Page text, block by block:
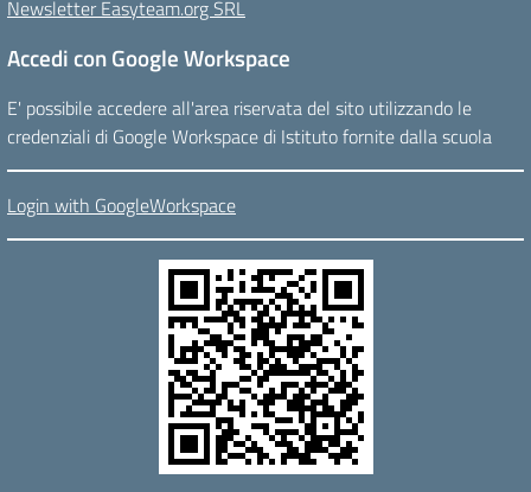
Newsletter Easyteam.org SRL
Accedi con Google Workspace
E' possibile accedere all'area riservata del sito utilizzando le
credenziali di Google Workspace di Istituto fornite dalla scuola
Login with GoogleWorkspace